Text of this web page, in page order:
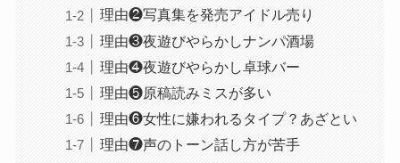
理由❷写真集を発売アイドル売り
理由❸夜遊びやらかしナンパ酒場
理由❹夜遊びやらかし卓球バー
理由❺原稿読みミスが多い
理由❻女性に嫌われるタイプ？あざとい
理由❼声のトーン話し方が苦手